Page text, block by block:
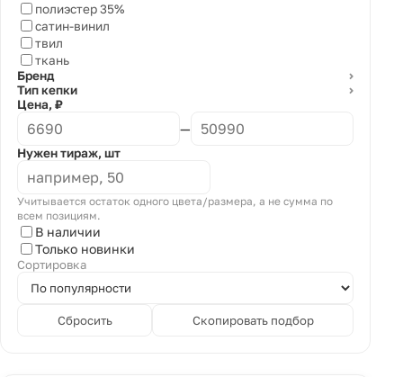
полиэстер 35%
сатин-винил
твил
ткань
Бренд
⌄
Тип кепки ⌄
Цена, ₽
—
Нужен тираж, шт
Учитывается остаток одного цвета/размера, а не сумма по
всем позициям.
В наличии
Только новинки
Сортировка
Сбросить Скопировать подбор